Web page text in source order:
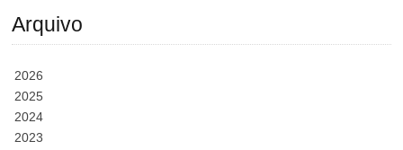
Arquivo
2026
2025
2024
2023